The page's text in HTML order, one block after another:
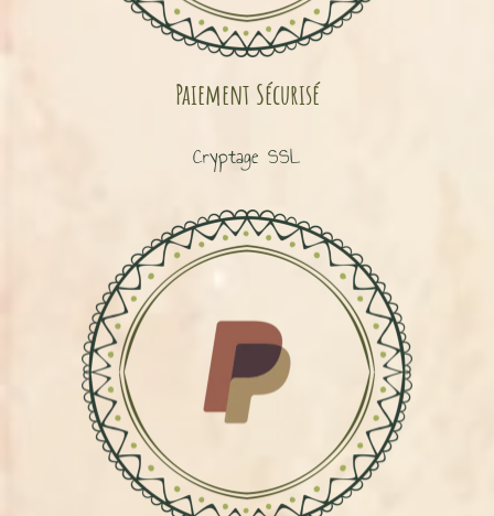
Paiement Sécurisé
Cryptage SSL